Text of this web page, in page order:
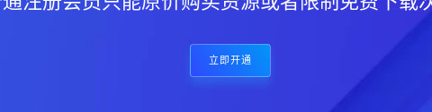
立即开通